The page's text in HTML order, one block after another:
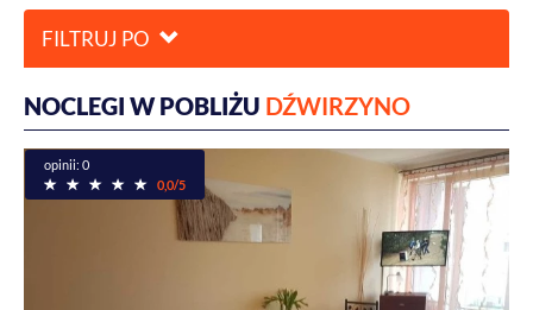
FILTRUJ PO
NOCLEGI W POBLIŻU DŹWIRZYNO
opinii: 0
0,0/5